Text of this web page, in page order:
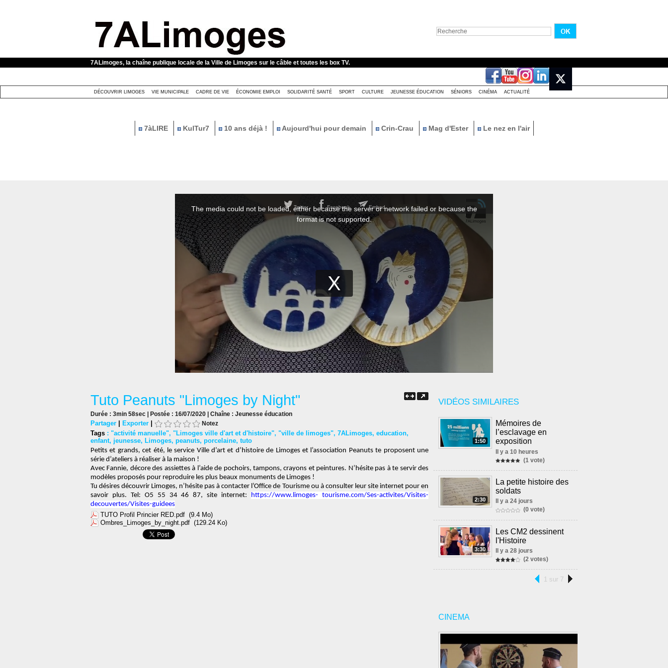
7ALimoges, la chaîne publique locale de la Ville de Limoges sur le câble et toutes les box TV.
DÉCOUVRIR LIMOGES VIE MUNICIPALE CADRE DE VIE ÉCONOMIE EMPLOI SOLIDARITÉ SANTÉ SPORT CULTURE JEUNESSE ÉDUCATION SÉNIORS CINÉMA ACTUALITÉ
7àLIRE KulTur7 10 ans déjà ! Aujourd'hui pour demain Crin-Crau Mag d'Ester Le nez en l'air
VIDÉOS SIMILAIRES
1:50
Mémoires de
l’esclavage en
exposition
Il y a 10 heures
(1 vote)
2:30
La petite histoire des
soldats
Il y a 24 jours
(0 vote)
3:30
Les CM2 dessinent
l'Histoire
Il y a 28 jours
(2 votes)
1 sur 7
CINEMA
Tuto Peanuts "Limoges by Night"
Durée : 3min 58sec | Postée : 16/07/2020 | Chaîne : Jeunesse éducation
Partager | Exporter | Notez
Tags : "activité manuelle", "Limoges ville d'art et d'histoire", "ville de limoges", 7ALimoges, education,
enfant, jeunesse, Limoges, peanuts, porcelaine, tuto
Petits et grands, cet été, le service Ville d’art et d’histoire de Limoges et l’association Peanuts te proposent une
série d’ateliers à réaliser à la maison !
Avec Fannie, décore des assiettesà l’aide de pochoirs, tampons, crayons et peintures. N’hésite pas à te servir des
modèles proposés pour reproduire les plus beaux monuments de Limoges !
Tu désires découvrir Limoges, n’hésite pas à contacter l’Office de Tourisme ou à consulter leur site internet pour en
savoir plus. Tel: O5 55 34 46 87, site internet: https://www.limoges- tourisme.com/Ses-activites/Visites-
decouvertes/Visites-guidees
TUTO Profil Princier RED.pdf (9.4 Mo)
Ombres_Limoges_by_night.pdf (129.24 Ko)